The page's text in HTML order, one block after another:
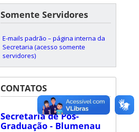
Somente Servidores
E-mails padrão – página interna da
Secretaria (acesso somente
servidores)
CONTATOS
Secretaria de Pós-
Graduação - Blumenau